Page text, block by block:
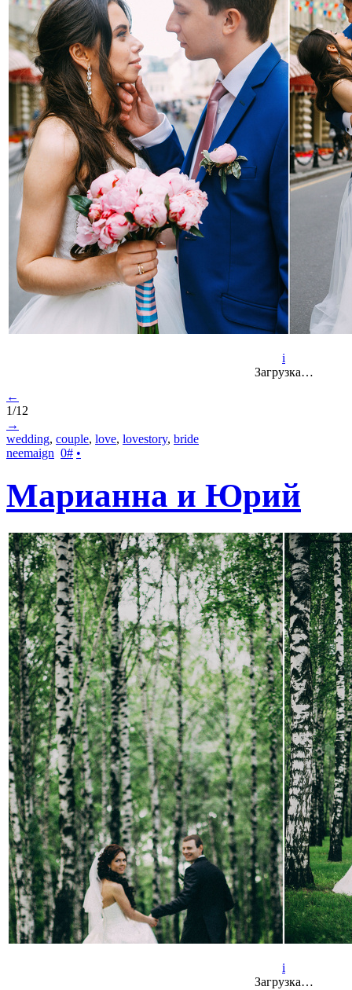
i
Загрузка…
←
1/12
→
wedding, couple, love, lovestory, bride
neemaign 0# •
Марианна и Юрий
i
Загрузка…